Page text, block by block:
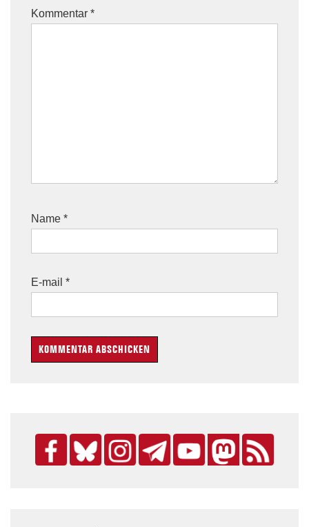
Kommentar *
Name *
E-mail *